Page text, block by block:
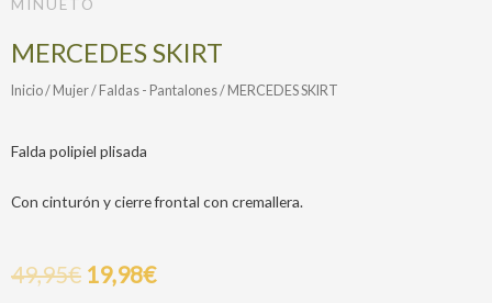
MINUETO
MERCEDES SKIRT
Inicio/ Mujer/ Faldas - Pantalones/ MERCEDES SKIRT
Falda polipiel plisada
Con cinturón y cierre frontal con cremallera.
49,95€ 19,98€